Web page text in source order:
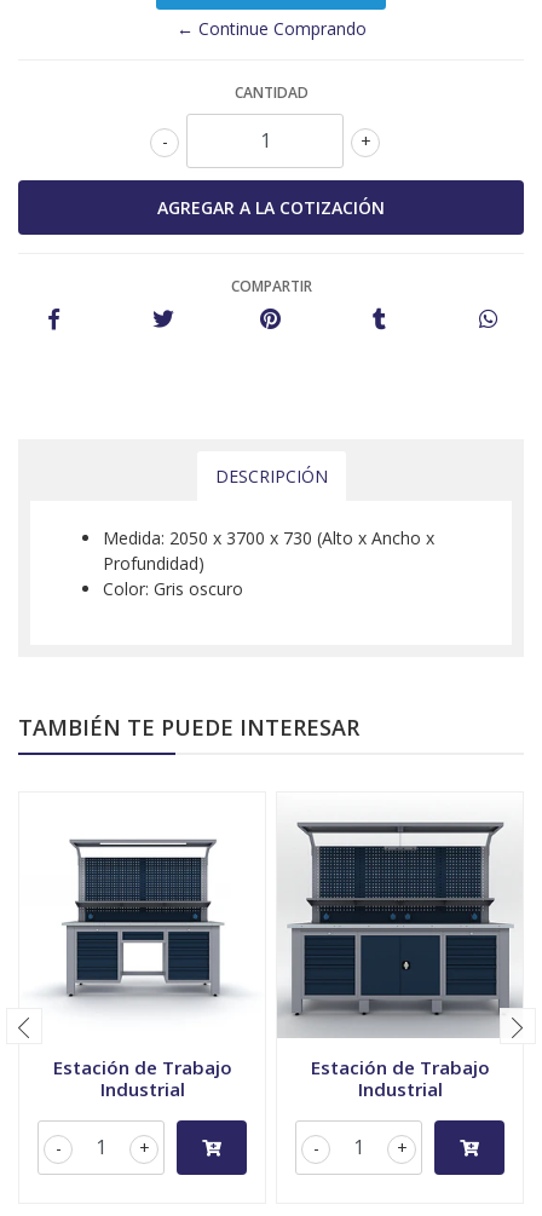
← Continue Comprando
CANTIDAD
+
-
COMPARTIR
DESCRIPCIÓN
Medida: 2050 x 3700 x 730 (Alto x Ancho x
Profundidad)
Color: Gris oscuro
TAMBIÉN TE PUEDE INTERESAR
Estación de Trabajo
Industrial
+
-
Estación de Trabajo
Industrial
+
-